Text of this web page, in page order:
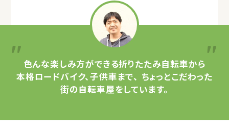
色んな楽しみ方ができる折りたたみ自転車から
本格ロードバイク、子供車まで、 ちょっとこだわった
街の自転車屋をしています。